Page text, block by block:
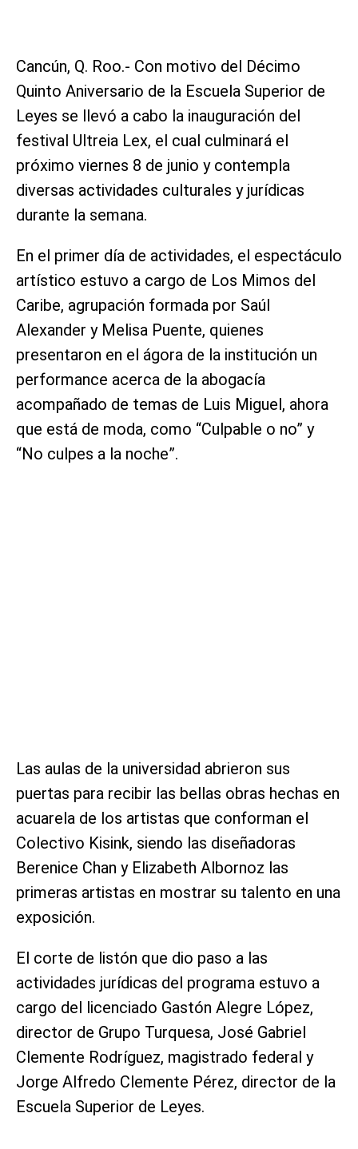
Cancún, Q. Roo.- Con motivo del Décimo
Quinto Aniversario de la Escuela Superior de
Leyes se llevó a cabo la inauguración del
festival Ultreia Lex, el cual culminará el
próximo viernes 8 de junio y contempla
diversas actividades culturales y jurídicas
durante la semana.
En el primer día de actividades, el espectáculo
artístico estuvo a cargo de Los Mimos del
Caribe, agrupación formada por Saúl
Alexander y Melisa Puente, quienes
presentaron en el ágora de la institución un
performance acerca de la abogacía
acompañado de temas de Luis Miguel, ahora
que está de moda, como “Culpable o no” y
“No culpes a la noche”.
Las aulas de la universidad abrieron sus
puertas para recibir las bellas obras hechas en
acuarela de los artistas que conforman el
Colectivo Kisink, siendo las diseñadoras
Berenice Chan y Elizabeth Albornoz las
primeras artistas en mostrar su talento en una
exposición.
El corte de listón que dio paso a las
actividades jurídicas del programa estuvo a
cargo del licenciado Gastón Alegre López,
director de Grupo Turquesa, José Gabriel
Clemente Rodríguez, magistrado federal y
Jorge Alfredo Clemente Pérez, director de la
Escuela Superior de Leyes.